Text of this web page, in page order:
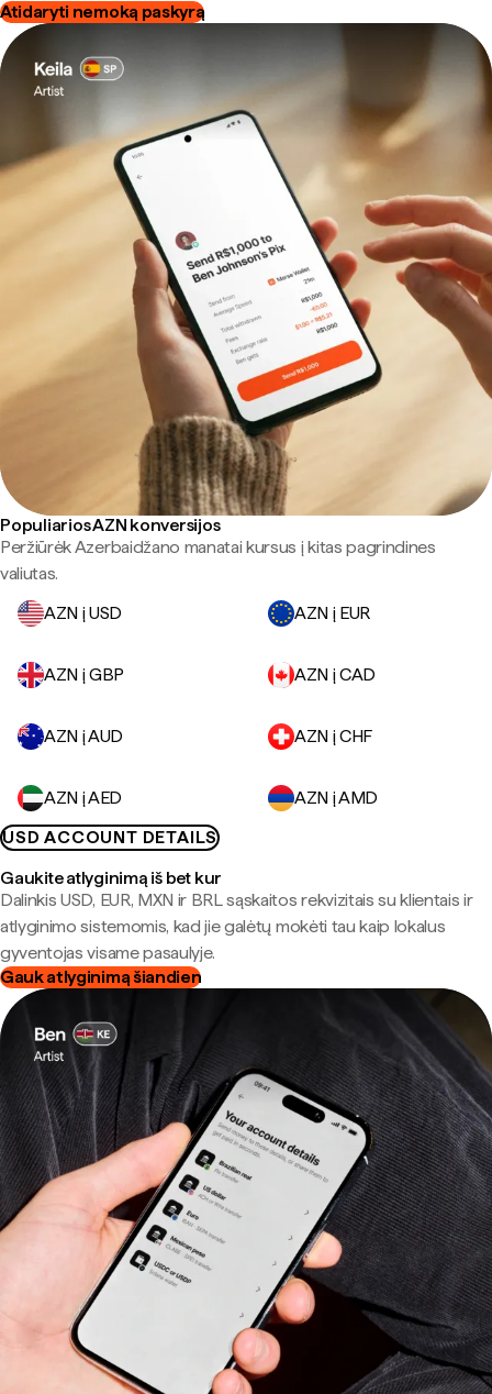
Atidaryti nemoką paskyrą
Populiarios AZN konversijos
Peržiūrėk Azerbaidžano manatai kursus į kitas pagrindines
valiutas.
AZN į USD
AZN į EUR
AZN į GBP AZN į CAD
AZN į AUD AZN į CHF
AZN į AED
AZN į AMD
USD ACCOUNT DETAILS
Gaukite atlyginimą iš bet kur
Dalinkis USD, EUR, MXN ir BRL sąskaitos rekvizitais su klientais ir
atlyginimo sistemomis, kad jie galėtų mokėti tau kaip lokalus
gyventojas visame pasaulyje.
Gauk atlyginimą šiandien